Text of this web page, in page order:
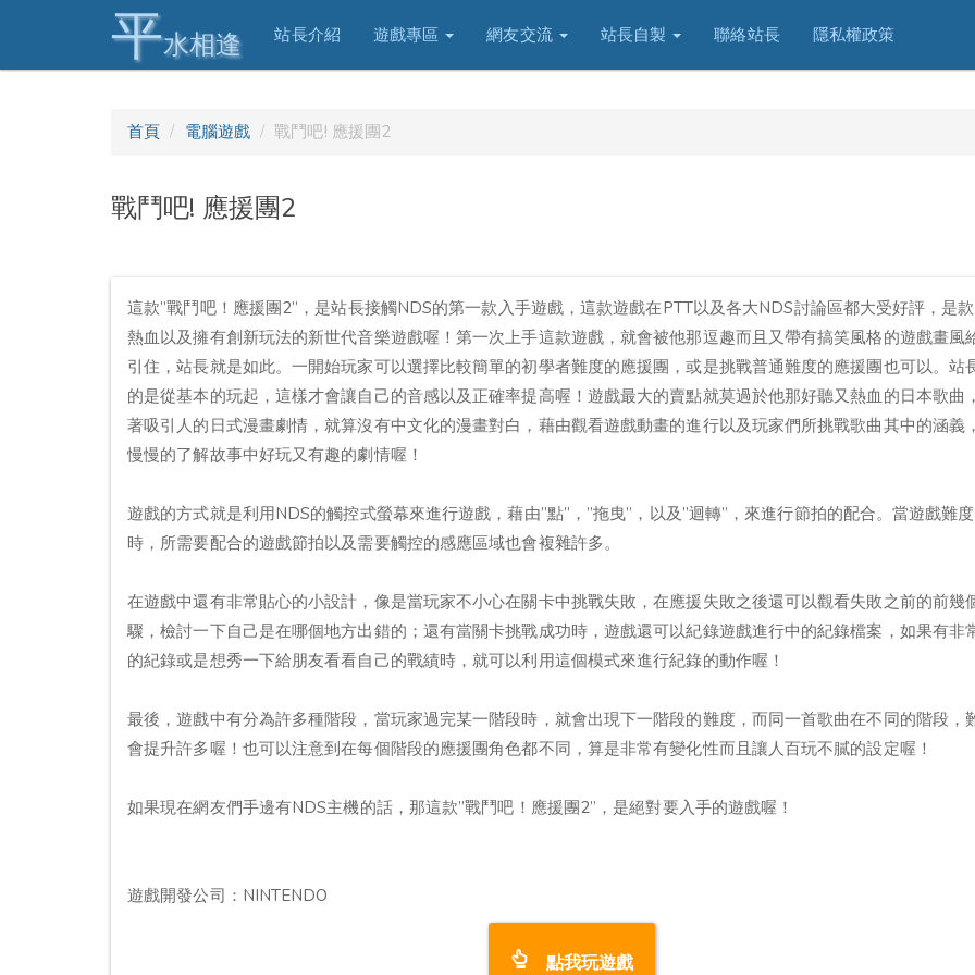
平水相逢 站長介紹 遊戲專區 網友交流 站長自製 聯絡站長 隱私權政策
首頁 電腦遊戲 戰鬥吧! 應援團2
戰鬥吧! 應援團2
這款”戰鬥吧！應援團2”，是站長接觸NDS的第一款入手遊戲，這款遊戲在PTT以及各大NDS討論區都大受好評，是
熱血以及擁有創新玩法的新世代音樂遊戲喔！第一次上手這款遊戲，就會被他那逗趣而且又帶有搞笑風格的遊戲畫風
引住，站長就是如此。一開始玩家可以選擇比較簡單的初學者難度的應援團，或是挑戰普通難度的應援團也可以。站
的是從基本的玩起，這樣才會讓自己的音感以及正確率提高喔！遊戲最大的賣點就莫過於他那好聽又熱血的日本歌曲
著吸引人的日式漫畫劇情，就算沒有中文化的漫畫對白，藉由觀看遊戲動畫的進行以及玩家們所挑戰歌曲其中的涵義
慢慢的了解故事中好玩又有趣的劇情喔！
遊戲的方式就是利用NDS的觸控式螢幕來進行遊戲，藉由”點”，”拖曳”，以及”迴轉”，來進行節拍的配合。當遊戲難
時，所需要配合的遊戲節拍以及需要觸控的感應區域也會複雜許多。
在遊戲中還有非常貼心的小設計，像是當玩家不小心在關卡中挑戰失敗，在應援失敗之後還可以觀看失敗之前的前幾
驟，檢討一下自己是在哪個地方出錯的；還有當關卡挑戰成功時，遊戲還可以紀錄遊戲進行中的紀錄檔案，如果有非
的紀錄或是想秀一下給朋友看看自己的戰績時，就可以利用這個模式來進行紀錄的動作喔！
最後，遊戲中有分為許多種階段，當玩家過完某一階段時，就會出現下一階段的難度，而同一首歌曲在不同的階段，
會提升許多喔！也可以注意到在每個階段的應援團角色都不同，算是非常有變化性而且讓人百玩不膩的設定喔！
如果現在網友們手邊有NDS主機的話，那這款”戰鬥吧！應援團2”，是絕對要入手的遊戲喔！
遊戲開發公司：NINTENDO
點我玩遊戲